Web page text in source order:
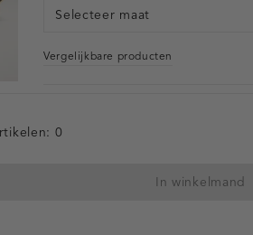
Selecteer maat
Vergelijkbare producten
0
In winkelmand